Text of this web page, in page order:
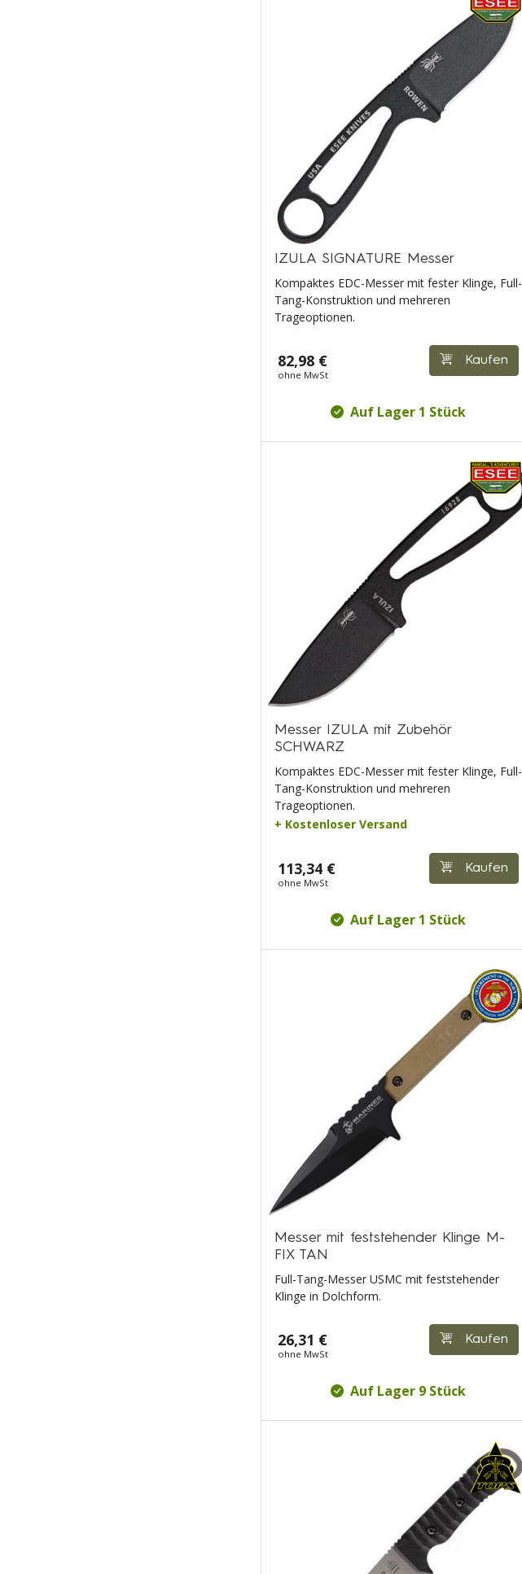
IZULA SIGNATURE Messer
Kompaktes EDC-Messer mit fester Klinge, Full-
Tang-Konstruktion und mehreren
Trageoptionen.
82,98 €
ohne MwSt
Kaufen
Auf Lager 1 Stück
Messer IZULA mit Zubehör
SCHWARZ
Kompaktes EDC-Messer mit fester Klinge, Full-
Tang-Konstruktion und mehreren
Trageoptionen.
+ Kostenloser Versand
113,34 €
ohne MwSt
Kaufen
Auf Lager 1 Stück
Messer mit feststehender Klinge M-
FIX TAN
Full-Tang-Messer USMC mit feststehender
Klinge in Dolchform.
26,31 €
ohne MwSt
Kaufen
Auf Lager 9 Stück